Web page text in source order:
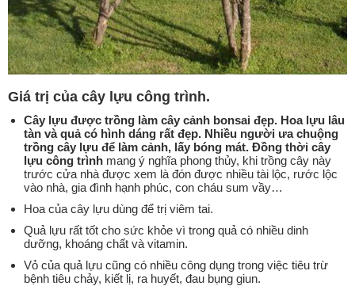
Giá trị của cây lựu công trình.
Cây lựu được trồng làm cây cảnh bonsai đẹp. Hoa lựu lâu
tàn và quả có hình dáng rất đẹp. Nhiều người ưa chuộng
trồng cây lựu để làm cảnh, lấy bóng mát. Đồng thời cây
lựu công trình mang ý nghĩa phong thủy, khi trồng cây này
trước cửa nhà được xem là đón được nhiều tài lộc, rước lộc
vào nhà, gia đình hạnh phúc, con cháu sum vầy…
Hoa của cây lựu dùng để trị viêm tai.
Quả lựu rất tốt cho sức khỏe vì trong quả có nhiều dinh
dưỡng, khoáng chất và vitamin.
Vỏ của quả lựu cũng có nhiều công dụng trong việc tiêu trừ
bệnh tiêu chảy, kiết lị, ra huyết, đau bụng giun.